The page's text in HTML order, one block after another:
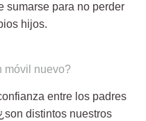
sumarse para no perder
hijos.
móvil nuevo?
entre los padres
distintos nuestros